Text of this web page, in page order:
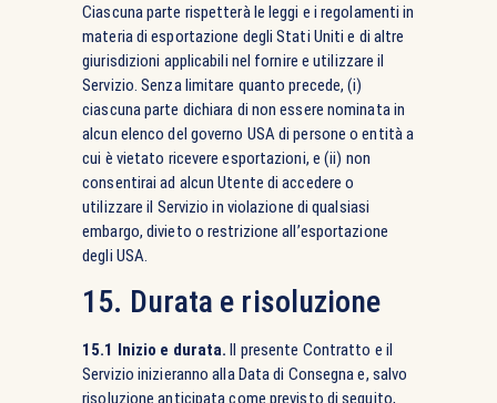
Ciascuna parte rispetterà le leggi e i regolamenti in
materia di esportazione degli Stati Uniti e di altre
giurisdizioni applicabili nel fornire e utilizzare il
Servizio. Senza limitare quanto precede, (i)
ciascuna parte dichiara di non essere nominata in
alcun elenco del governo USA di persone o entità a
cui è vietato ricevere esportazioni, e (ii) non
consentirai ad alcun Utente di accedere o
utilizzare il Servizio in violazione di qualsiasi
embargo, divieto o restrizione all’esportazione
degli USA.
15. Durata e risoluzione
15.1 Inizio e durata. Il presente Contratto e il
Servizio inizieranno alla Data di Consegna e, salvo
risoluzione anticipata come previsto di seguito,